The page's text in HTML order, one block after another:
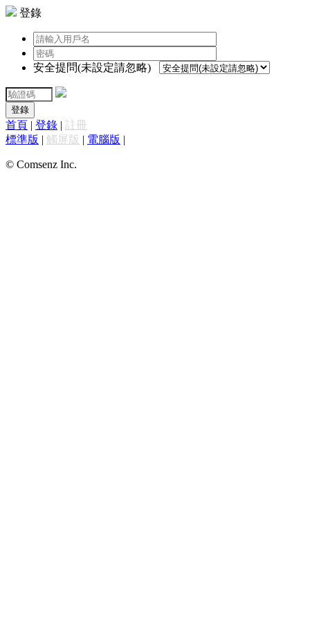
登錄
安全提問(未設定請忽略)
登錄
首頁 | 登錄 | 註冊
標準版 | 觸屏版 | 電腦版 |
© Comsenz Inc.